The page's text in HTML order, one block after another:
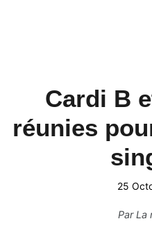
Cardi B
réunies
25
ParLa